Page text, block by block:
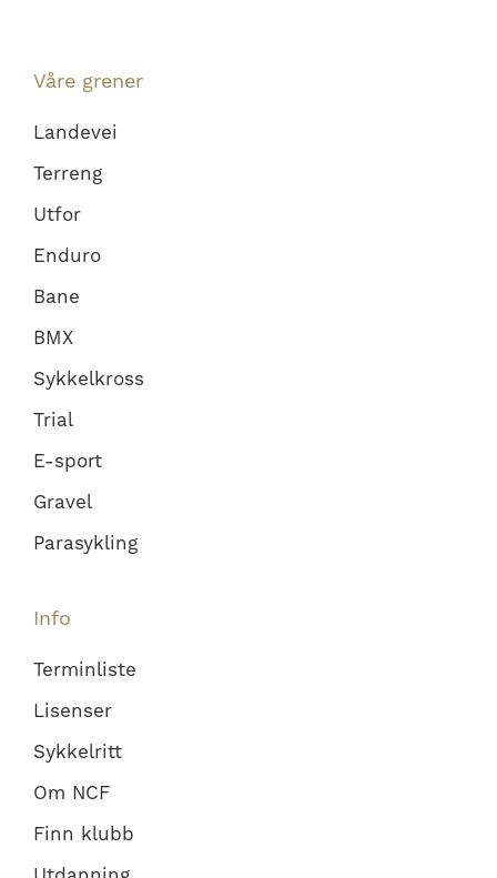
Våre grener
Landevei
Terreng
Utfor
Enduro
Bane
BMX
Sykkelkross
Trial
E-sport
Gravel
Parasykling
Info
Terminliste
Lisenser
Sykkelritt
Om NCF
Finn klubb